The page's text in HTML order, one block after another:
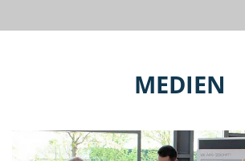
MEDIEN